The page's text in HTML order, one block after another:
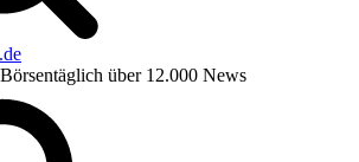
über 12.000 News